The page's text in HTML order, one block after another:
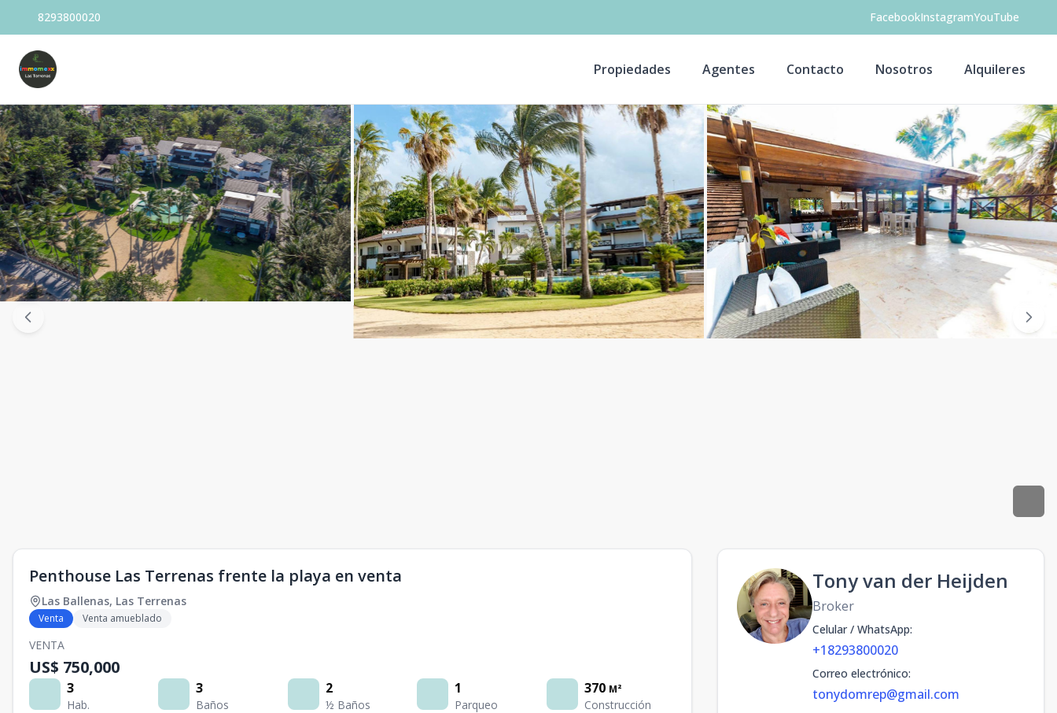
8293800020 FacebookInstagramYouTube
Propiedades Agentes Contacto Nosotros Alquileres
Penthouse Las Terrenas frente la playa en venta
Las Ballenas, Las Terrenas
Venta Venta amueblado
VENTA
US$ 750,000
3
Hab.
3
Baños
2
½ Baños
1
Parqueo
370 M²
Construcción
Tony van der Heijden
Broker
Celular / WhatsApp:
+18293800020
Correo electrónico:
tonydomrep@gmail.com